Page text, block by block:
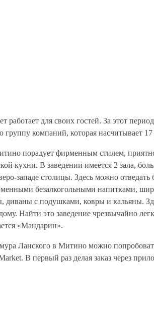
для своих гостей. За этот
группу компаний, которая насчитывает 17
порадует фирменным стилем,
кухни. В заведении имеется 2 зала,
западе столицы. Здесь можно
безалкогольными напитками,
диваны с подушками, ковры и кальяны.
Найти это заведение чрезвычайно
«Мандарин».
Ланского в Митино можно
В первый раз делая заказ через